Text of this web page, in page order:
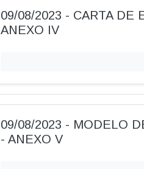
09/08/2023 - CARTA DE
ANEXO IV
09/08/2023 - MODELO
- ANEXO V